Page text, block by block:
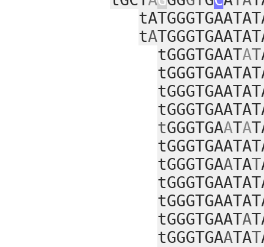
tA
tGGGTGAATAT
tGGGTGAATA
tGGGTGAATAT
tGGGTGAATA
tGGGTGAATAT